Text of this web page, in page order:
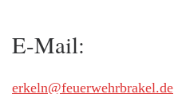
E-Mail:
erkeln@feuerwehrbrakel.de